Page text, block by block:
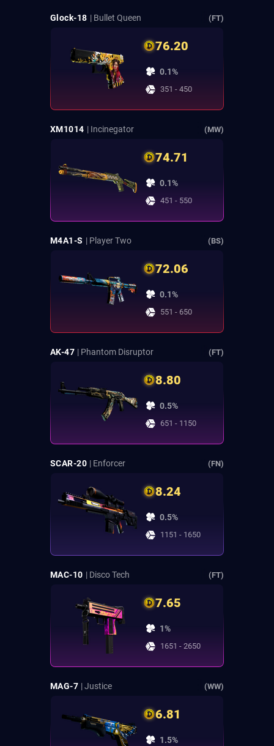
Glock-18 | Bullet Queen (FT)
76.20
0.1%
351 - 450
XM1014 | Incinegator (MW)
74.71
0.1%
451 - 550
M4A1-S | Player Two (BS)
72.06
0.1%
551 - 650
AK-47 | Phantom Disruptor (FT)
8.80
0.5%
651 - 1150
SCAR-20 | Enforcer (FN)
8.24
0.5%
1151 - 1650
MAC-10 | Disco Tech (FT)
7.65
1%
1651 - 2650
MAG-7 | Justice (WW)
6.81
1.5%